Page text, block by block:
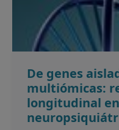
De genes
multiómicas:
longitudinal